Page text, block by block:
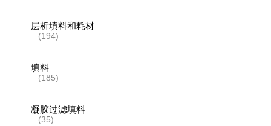
层析填料和耗材
(194)
填料
(185)
凝胶过滤填料
(35)